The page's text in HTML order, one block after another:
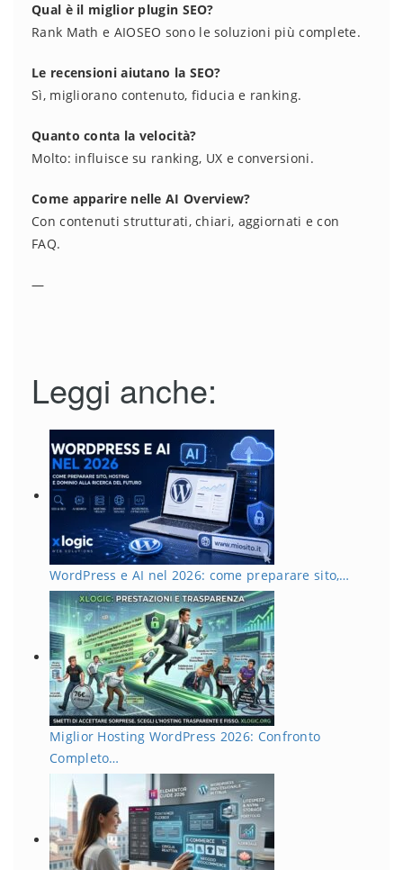
Qual è il miglior plugin SEO?
Rank Math e AIOSEO sono le soluzioni più complete.
Le recensioni aiutano la SEO?
Sì, migliorano contenuto, fiducia e ranking.
Quanto conta la velocità?
Molto: influisce su ranking, UX e conversioni.
Come apparire nelle AI Overview?
Con contenuti strutturati, chiari, aggiornati e con
FAQ.
—
Leggi anche:
WordPress e AI nel 2026: come preparare sito,…
Miglior Hosting WordPress 2026: Confronto
Completo…